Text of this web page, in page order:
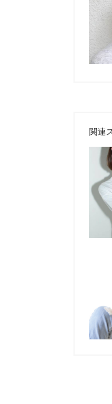
関連